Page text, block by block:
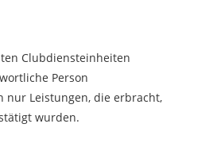
Clubdiensteinheiten
Person
nur Leistungen, die erbracht,
wurden.